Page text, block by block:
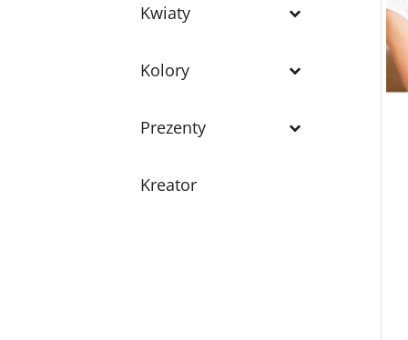
Kwiaty
Kolory
Prezenty
Kreator